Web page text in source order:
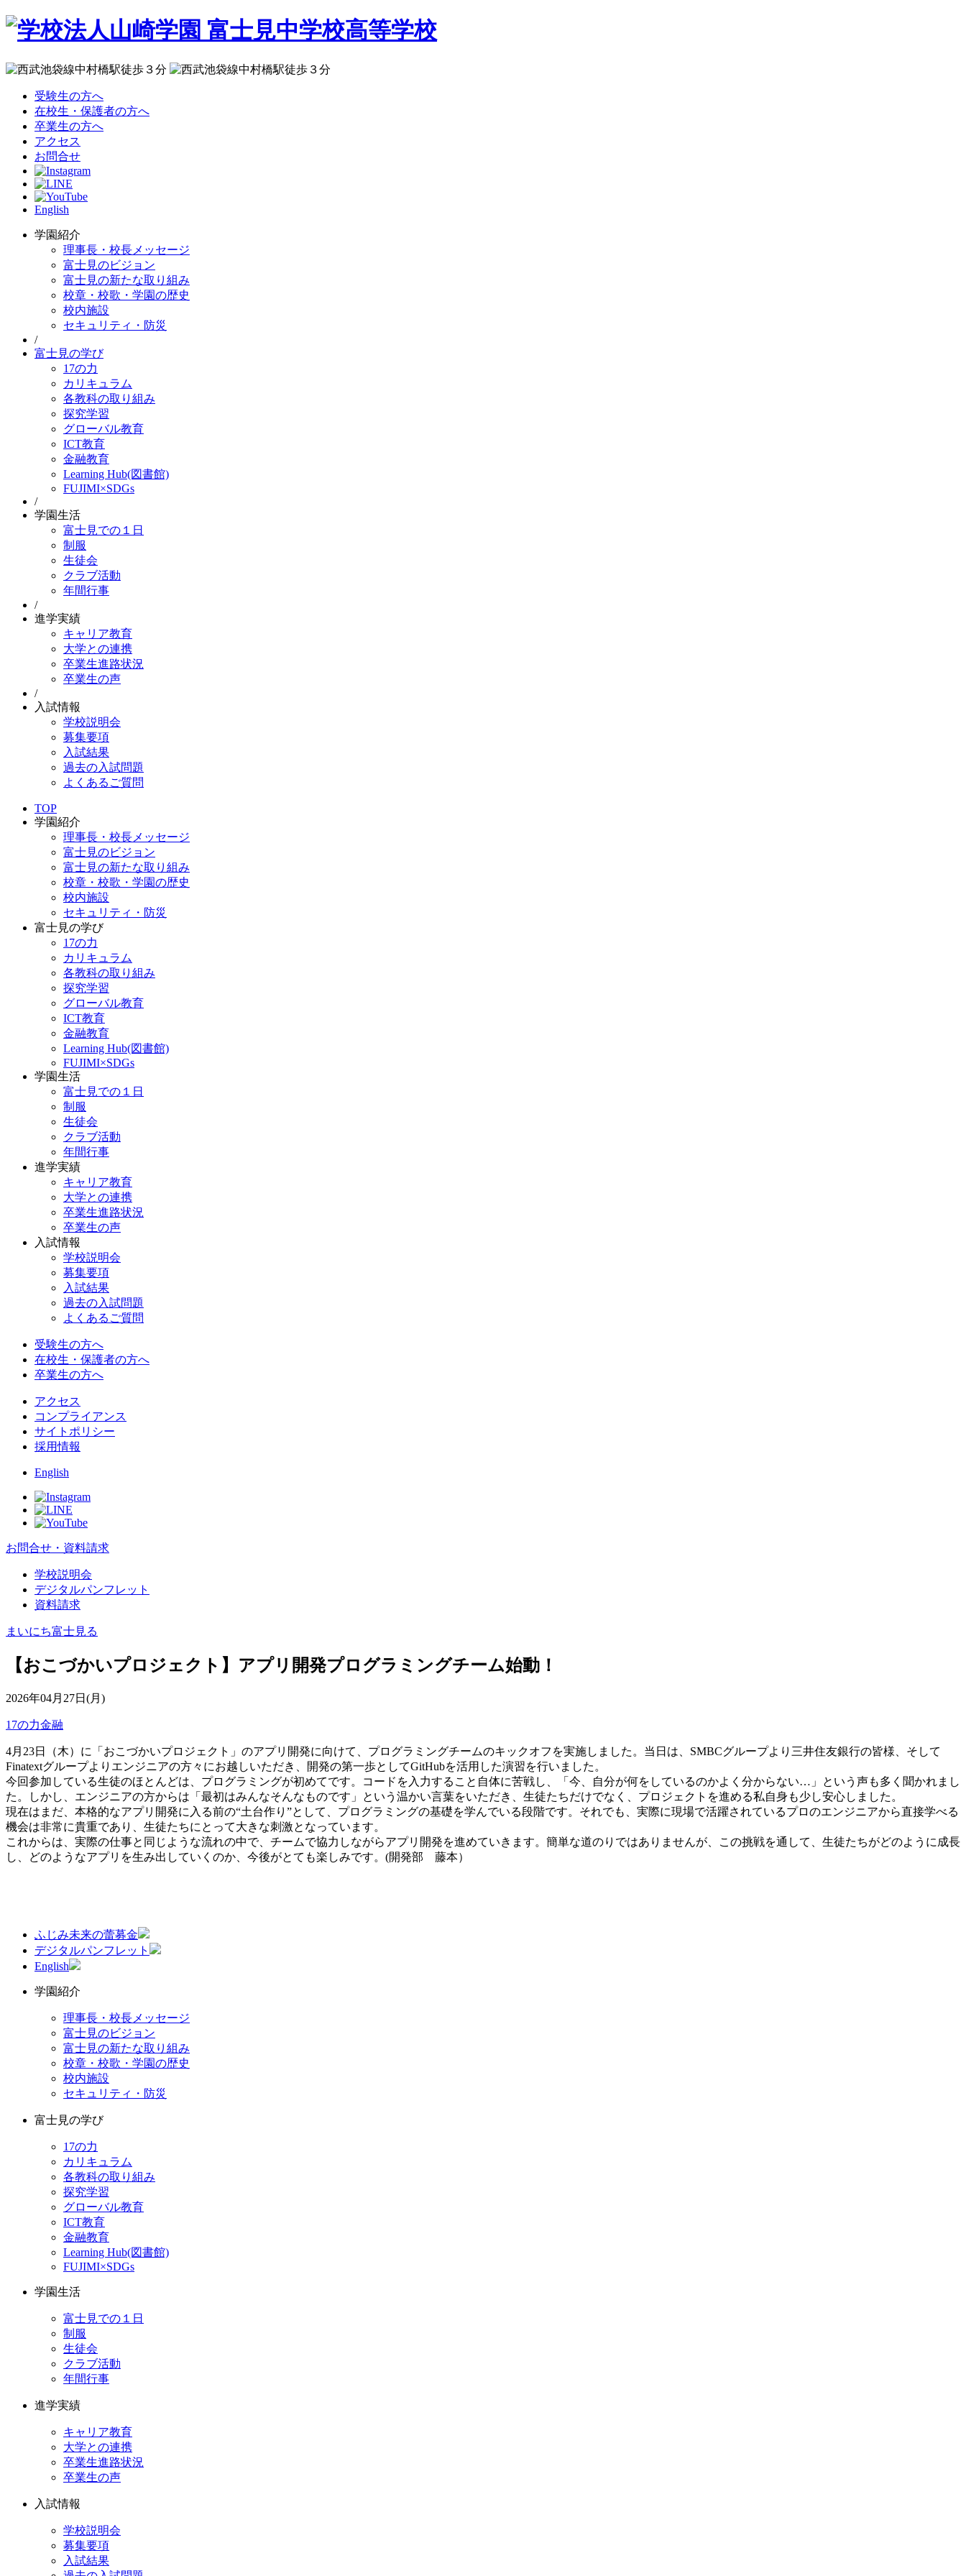
受験生の方へ
在校生・保護者の方へ
卒業生の方へ
アクセス
お問合せ
English
学園紹介
理事長・校長メッセージ
富士見のビジョン
富士見の新たな取り組み
校章・校歌・学園の歴史
校内施設
セキュリティ・防災
/
富士見の学び
17の力
カリキュラム
各教科の取り組み
探究学習
グローバル教育
ICT教育
金融教育
Learning Hub(図書館)
FUJIMI×SDGs
/
学園生活
富士見での１日
制服
生徒会
クラブ活動
年間行事
/
進学実績
キャリア教育
大学との連携
卒業生進路状況
卒業生の声
/
入試情報
学校説明会
募集要項
入試結果
過去の入試問題
よくあるご質問
TOP
学園紹介
理事長・校長メッセージ
富士見のビジョン
富士見の新たな取り組み
校章・校歌・学園の歴史
校内施設
セキュリティ・防災
富士見の学び
17の力
カリキュラム
各教科の取り組み
探究学習
グローバル教育
ICT教育
金融教育
Learning Hub(図書館)
FUJIMI×SDGs
学園生活
富士見での１日
制服
生徒会
クラブ活動
年間行事
進学実績
キャリア教育
大学との連携
卒業生進路状況
卒業生の声
入試情報
学校説明会
募集要項
入試結果
過去の入試問題
よくあるご質問
受験生の方へ
在校生・保護者の方へ
卒業生の方へ
アクセス
コンプライアンス
サイトポリシー
採用情報
English
お問合せ・資料請求
学校説明会
デジタルパンフレット
資料請求
まいにち富士見る
【おこづかいプロジェクト】アプリ開発プログラミングチーム始動！
2026年04月27日(月)
17の力金融
4月23日（木）に「おこづかいプロジェクト」のアプリ開発に向けて、プログラミングチームのキックオフを実施しました。当日は、SMBCグループより三井住友銀行の皆様、そして
Finatextグループよりエンジニアの方々にお越しいただき、開発の第一歩としてGitHubを活用した演習を行いました。
今回参加している生徒のほとんどは、プログラミングが初めてです。コードを入力すること自体に苦戦し、「今、自分が何をしているのかよく分からない…」という声も多く聞かれまし
た。しかし、エンジニアの方からは「最初はみんなそんなものです」という温かい言葉をいただき、生徒たちだけでなく、プロジェクトを進める私自身も少し安心しました。
現在はまだ、本格的なアプリ開発に入る前の“土台作り”として、プログラミングの基礎を学んでいる段階です。それでも、実際に現場で活躍されているプロのエンジニアから直接学べる
機会は非常に貴重であり、生徒たちにとって大きな刺激となっています。
これからは、実際の仕事と同じような流れの中で、チームで協力しながらアプリ開発を進めていきます。簡単な道のりではありませんが、この挑戦を通して、生徒たちがどのように成長
し、どのようなアプリを生み出していくのか、今後がとても楽しみです。(開発部 藤本）
ふじみ未来の蕾募金
デジタルパンフレット
English
学園紹介
理事長・校長メッセージ
富士見のビジョン
富士見の新たな取り組み
校章・校歌・学園の歴史
校内施設
セキュリティ・防災
富士見の学び
17の力
カリキュラム
各教科の取り組み
探究学習
グローバル教育
ICT教育
金融教育
Learning Hub(図書館)
FUJIMI×SDGs
学園生活
富士見での１日
制服
生徒会
クラブ活動
年間行事
進学実績
キャリア教育
大学との連携
卒業生進路状況
卒業生の声
入試情報
学校説明会
募集要項
入試結果